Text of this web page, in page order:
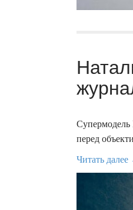
Супермодель
перед
Читать далее